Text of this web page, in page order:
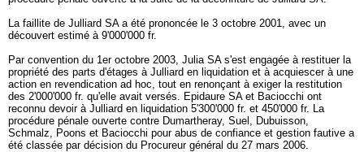
La faillite de Julliard SA a été prononcée le 3 octobre 2001, avec un
découvert estimé à 9'000'000 fr.
Par convention du 1er octobre 2003, Julia SA s'est engagée à restituer la
propriété des parts d'étages à Julliard en liquidation et à acquiescer à une
action en revendication ad hoc, tout en renonçant à exiger la restitution
des 2'000'000 fr. qu'elle avait versés. Epidaure SA et Baciocchi ont
reconnu devoir à Julliard en liquidation 5'300'000 fr. et 450'000 fr. La
procédure pénale ouverte contre Dumartheray, Suel, Dubuisson,
Schmalz, Poons et Baciocchi pour abus de confiance et gestion fautive a
été classée par décision du Procureur général du 27 mars 2006.